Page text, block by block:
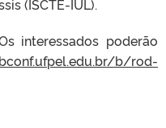
(ISCTE-IUL).
interessados poderão
b/rod-